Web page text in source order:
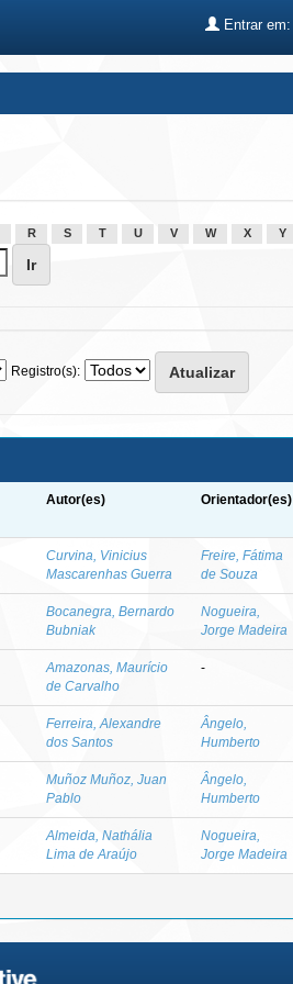
Entrar em:
R S T U V W X Y
Registro(s):
Autor(es) Orientador(es)
Curvina, Vinicius
Mascarenhas Guerra
Freire, Fátima
de Souza
Bocanegra, Bernardo
Bubniak
Nogueira,
Jorge Madeira
Amazonas, Maurício
de Carvalho
-
Ferreira, Alexandre
dos Santos
Ângelo,
Humberto
Muñoz Muñoz, Juan
Pablo
Ângelo,
Humberto
Almeida, Nathália
Lima de Araújo
Nogueira,
Jorge Madeira